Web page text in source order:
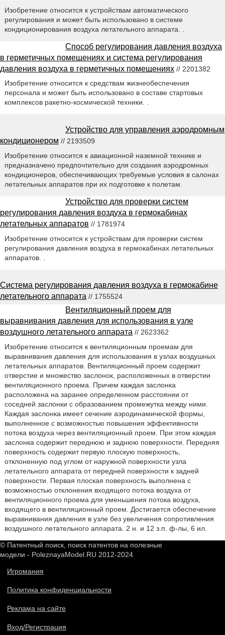
Изобретение относится к устройствам автоматического
регулирования и может быть использовано в системе
кондиционирования воздуха летательного аппарата. .
Способ регулирования давления воздуха
в герметичных помещениях и система регулирования
давления воздуха в герметичных помещениях // 2201382
Изобретение относится к средствам жизнеобеспечения
персонала и может быть использовано в составе стартовых
комплексов ракетно-космической техники. .
Устройство для управления аэродромным
кондиционером // 2193509
Изобретение относится к авиационной наземной технике и
предназначено предпочтительно для создания аэродромных
кондиционеров, обеспечивающих требуемые условия в салонах
летательных аппаратов при их подготовке к полетам.
Устройство для проверки систем
регулирования давления воздуха в гермокабинах
летательных аппаратов // 1781974
Изобретение относится к устройствам для проверки систем
регулирования давления воздуха в гермокабинах летательных
аппаратов. .
Система регулирования давления воздуха в гермокабине
летательного аппарата // 1755524
Вентиляционный проем для
выравнивания давления для использования в узле
воздушного летательного аппарата // 2623362
Изобретение относится к вентиляционным проемам для
выравнивания давления для использования в узлах воздушных
летательных аппаратов. Вентиляционный проем содержит
отверстие и множество заслонок, расположенных в отверстии
вентиляционного проема. Причем каждая заслонка
расположена на заранее определенном расстоянии от
соседней заслонки с образованием промежутка между ними.
Каждая заслонка имеет сечение аэродинамической формы,
выполненное с возможностью повышения эффективности
потока воздуха через вентиляционный проем. При этом каждая
заслонка содержит переднюю и заднюю поверхности. Передняя
поверхность содержит первую плоскую поверхность,
отклоненную под углом от наружной поверхности узла
летательного аппарата от передней поверхности к задней
поверхности. Первая плоская поверхность выполнена с
возможностью отклонения входящего потока воздуха от
вентиляционного проема для уменьшения потока воздуха,
входящего в вентиляционный проем. Достигается обеспечение
выравнивания давления в узле без увеличения сопротивления
воздушного летательного аппарата. 2 н. и 12 з.п. ф-лы, 6 ил.
© Патентный поиск, поиск патентов на полезные
модели - PoleznayaModel.RU 2012-2024
Игромания
Политика конфиденциальности
Реклама на сайте
Вход/Регистрация